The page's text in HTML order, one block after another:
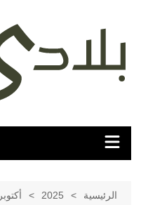
المحتوى
الرئيسية 2025 أكتوبر